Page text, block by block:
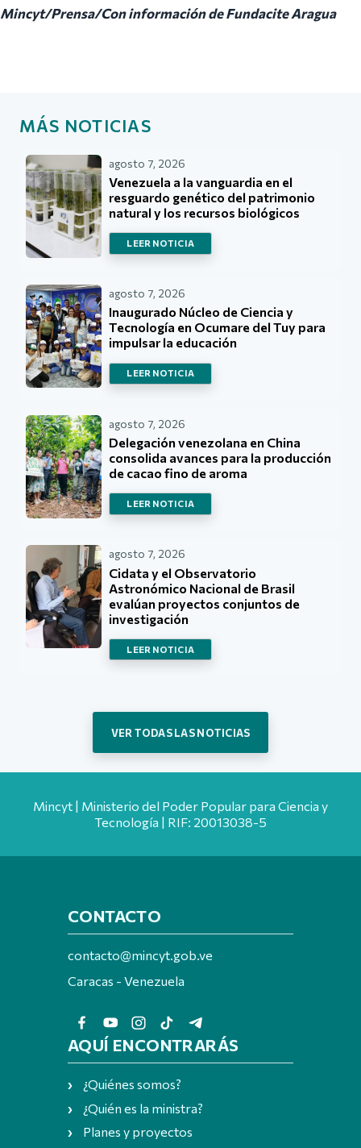
Mincyt/Prensa/Con información de Fundacite Aragua
MÁS NOTICIAS
agosto 7, 2026
Venezuela a la vanguardia en el
resguardo genético del patrimonio
natural y los recursos biológicos
LEER NOTICIA
agosto 7, 2026
Inaugurado Núcleo de Ciencia y
Tecnología en Ocumare del Tuy para
impulsar la educación
LEER NOTICIA
agosto 7, 2026
Delegación venezolana en China
consolida avances para la producción
de cacao fino de aroma
LEER NOTICIA
agosto 7, 2026
Cidata y el Observatorio
Astronómico Nacional de Brasil
evalúan proyectos conjuntos de
investigación
LEER NOTICIA
VER TODAS LAS NOTICIAS
Mincyt | Ministerio del Poder Popular para Ciencia y
Tecnología | RIF: 20013038-5
CONTACTO
contacto@mincyt.gob.ve
Caracas - Venezuela
AQUÍ ENCONTRARÁS
¿Quiénes somos?
¿Quién es la ministra?
Planes y proyectos